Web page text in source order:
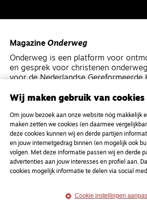
Magazine Onderweg
Onderweg is een platform voor
en gesprek voor christenen
voor de Nederlandse Gereformeerde
Magazine
Onderweg
Kvk-nummer 33277063
NL46 INGB 0117 5827 86
info@onderwegonline.nl
Wij maken gebruik van cookies
Om jouw bezoek aan onze website nóg makkelijk
maken zetten we cookies (en daarmee
deze cookies kunnen wij en derde partijen
en jouw internetgedrag binnen (en mogelijk ook
volgen. Met deze informatie passen wij en derde
advertenties aan jouw interesses en profiel aan.
cookies mogelijk informatie te delen via social
Cookie instellingen